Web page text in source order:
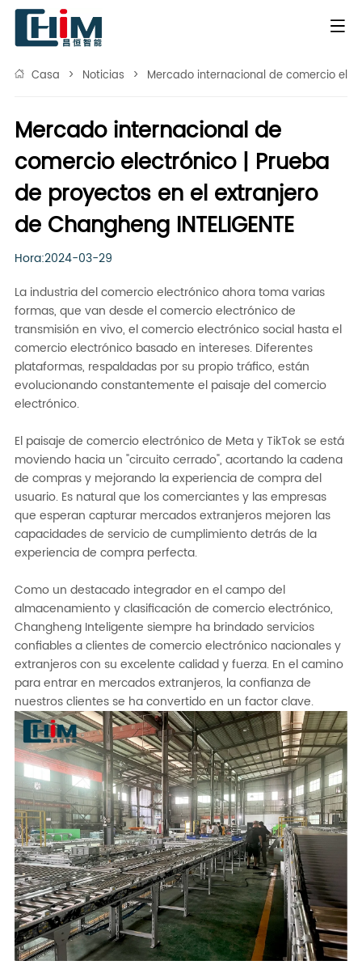
Casa > Noticias > Mercado internacional de comercio
Mercado internacional de
comercio electrónico | Prueba
de proyectos en el extranjero
de Changheng INTELIGENTE
Hora:2024-03-29
La industria del comercio electrónico ahora toma varias
formas, que van desde el comercio electrónico de
transmisión en vivo, el comercio electrónico social hasta el
comercio electrónico basado en intereses. Diferentes
plataformas, respaldadas por su propio tráfico, están
evolucionando constantemente el paisaje del comercio
electrónico.
El paisaje de comercio electrónico de Meta y TikTok se está
moviendo hacia un "circuito cerrado", acortando la cadena
de compras y mejorando la experiencia de compra del
usuario. Es natural que los comerciantes y las empresas
que esperan capturar mercados extranjeros mejoren las
capacidades de servicio de cumplimiento detrás de la
experiencia de compra perfecta.
Como un destacado integrador en el campo del
almacenamiento y clasificación de comercio electrónico,
Changheng Inteligente siempre ha brindado servicios
confiables a clientes de comercio electrónico nacionales y
extranjeros con su excelente calidad y fuerza. En el camino
para entrar en mercados extranjeros, la confianza de
nuestros clientes se ha convertido en un factor clave.